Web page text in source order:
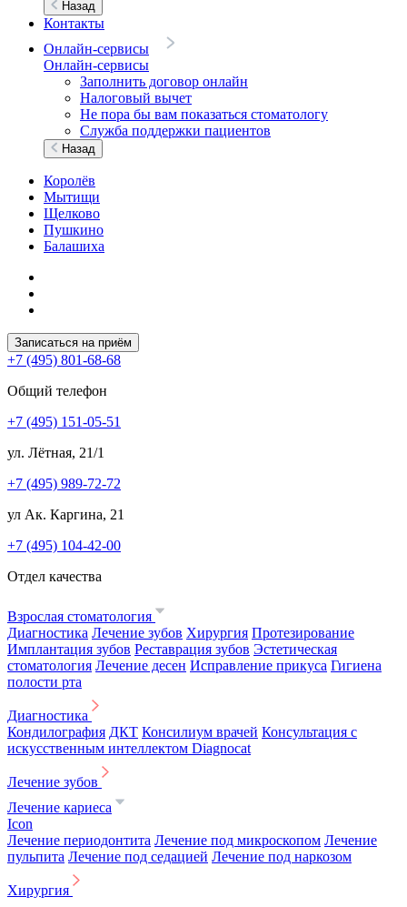
Назад
Контакты
Онлайн-сервисы
Онлайн-сервисы
Заполнить договор онлайн
Налоговый вычет
Не пора бы вам показаться стоматологу
Служба поддержки пациентов
Назад
Королёв
Мытищи
Щелково
Пушкино
Балашиха
Записаться на приём
+7 (495) 801-68-68
Общий телефон
+7 (495) 151-05-51
ул. Лётная, 21/1
+7 (495) 989-72-72
ул Ак. Каргина, 21
+7 (495) 104-42-00
Отдел качества
Взрослая стоматология
Диагностика Лечение зубов Хирургия Протезирование
Имплантация зубов Реставрация зубов Эстетическая
стоматология Лечение десен Исправление прикуса Гигиена
полости рта
Диагностика
Кондилография ДКТ Консилиум врачей Консультация с
искусственным интеллектом Diagnocat
Лечение зубов
Лечение кариеса
Icon
Лечение периодонтита Лечение под микроскопом Лечение
пульпита Лечение под седацией Лечение под наркозом
Хирургия